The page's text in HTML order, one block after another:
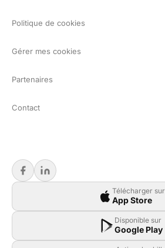
Politique de cookies
Gérer mes cookies
Partenaires
Contact
Télécharger sur
App Store
Disponible sur
Google Play